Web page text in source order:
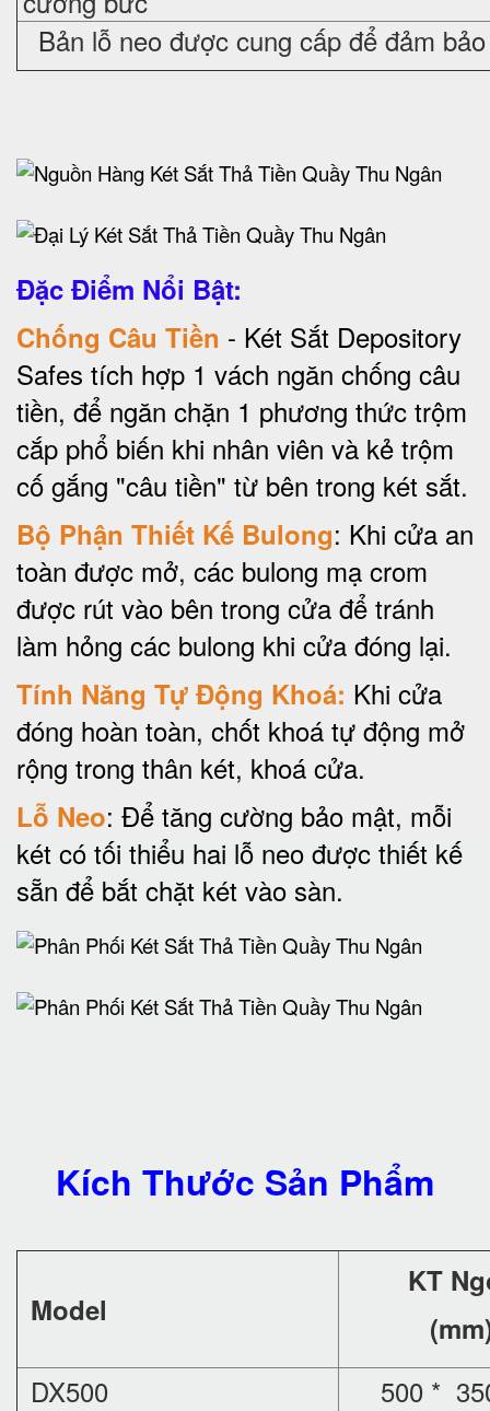
Bản lỗ neo được cung cấp để đảm
Đặc Điểm Nổi Bật:
Chống Câu Tiền - Két Sắt Depository
Safes tích hợp 1 vách ngăn chống câu
tiền, để ngăn chặn 1 phương thức trộm
cắp phổ biến khi nhân viên và kẻ trộm
cố gắng "câu tiền" từ bên trong két sắt.
Bộ Phận Thiết Kế Bulong: Khi cửa an
toàn được mở, các bulong mạ crom
được rút vào bên trong cửa để tránh
làm hỏng các bulong khi cửa đóng lại.
Tính Năng Tự Động Khoá: Khi cửa
đóng hoàn toàn, chốt khoá tự động mở
rộng trong thân két, khoá cửa.
Lỗ Neo: Để tăng cường bảo mật, mỗi
két có tối thiểu hai lỗ neo được thiết kế
sẵn để bắt chặt két vào sàn.
Kích Thước Sản Phẩm
Model
KT
DX500
500 *